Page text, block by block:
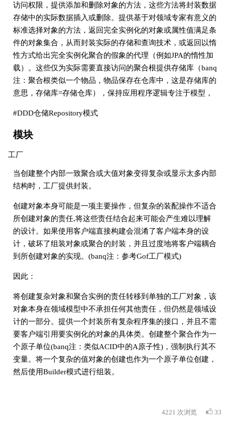
访问权限，提供添加和删除对象的方法，这些方法将封装数据
存储中的实际数据插入或删除。提供基于对领域专家有意义的
标准选择对象的方法，返回完全实例化的对象或属性值满足条
件的对象集合，从而封装实际的存储和查询技术，或返回以惰
性方式给出完全实例化聚合的假象的代理（例如JPA的惰性加
载）。这些仅为实际需要直接访问的聚合根提供存储库（banq
注：聚合根类似一个物品，物品保存在仓库中，这是存储库的
意思，存储库=存储仓库），保持应用程序逻辑专注于模型，
#DDD仓储Repository模式
模块
工厂
当创建整个内部一致聚合或大值对象变得复杂或显示太多内部
结构时，工厂提供封装。
创建对象本身可能是一项主要操作，但复杂的装配操作不适合
所创建对象的责任,将这些责任结合起来可能会产生难以理解
的设计。如果使用客户端直接构建会混淆了客户端本身的设
计，破坏了组装对象或聚合的封装，并且过度地将客户端耦合
到所创建对象的实现。(banq注：参考Gof工厂模式)
因此：
将创建复杂对象和聚合实例的责任转移到单独的工厂对象，该
对象本身在领域模型中不承担任何其他责任，但仍然是领域设
计的一部分。提供一个封装所有复杂程序集的接口，并且不需
要客户端引用要实例化的对象的具体类。创建整个聚合作为一
个原子单位(banq注：类似ACID中的A原子性)，强制执行其不
变量。将一个复杂的值对象的创建也作为一个原子单位创建，
然后使用Builder模式进行组装。
4221 次浏览 33